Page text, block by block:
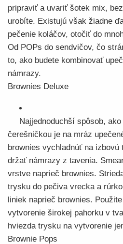
pripraviť a uvariť šotek mix,
urobíte. Existujú však žiadne
pečenie koláčov, otočiť do
Od POPs do sendvičov, čo
to, ako budete kombinovať
námrazy.
Brownies Deluxe
Najjednoduchší spôsob,
čerešničkou je na mráz
brownies vychladnúť na izbovú
držať námrazy z tavenia.
vrstve naprieč brownies.
trysku do pečiva vrecka a
liniek naprieč brownies.
vytvorenie širokej pahorku v
hviezda trysku na vytvorenie
Brownie Pops